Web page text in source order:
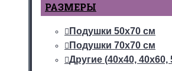
РАЗМЕРЫ
Подушки 50х70 см
Подушки 70х70 см
Другие (40х40, 40х60,